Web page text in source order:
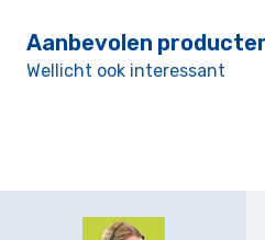
Aanbevolen
Wellicht ook interessant